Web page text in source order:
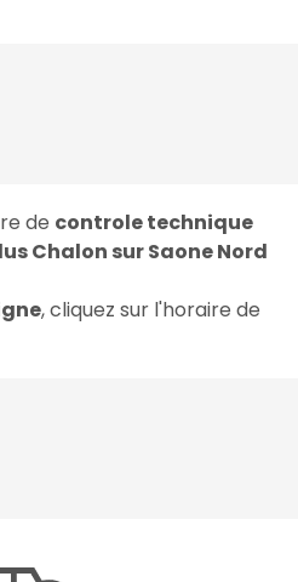
de controle technique
Chalon sur Saone Nord
, cliquez sur l'horaire de